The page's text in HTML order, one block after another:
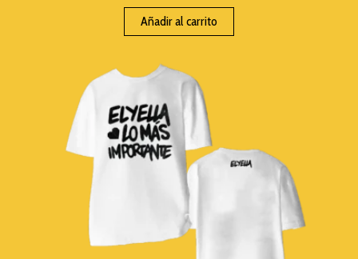
Añadir al carrito